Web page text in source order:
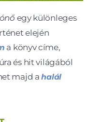
egy különleges
elején
a könyv címe,
és hit világából
majd ahalál